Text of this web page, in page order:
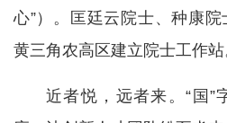
心”）。匡廷云院士、种康
黄三角农高区建立院士工作站
近者悦，远者来。“国”